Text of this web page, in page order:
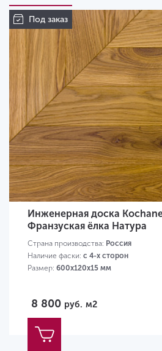
Под заказ
Инженерная доска
Франзуская ёлка Натура
Страна производства: Россия
Наличие фаски: с 4-х сторон
Размер: 600х120х15 мм
8 800 руб. м2